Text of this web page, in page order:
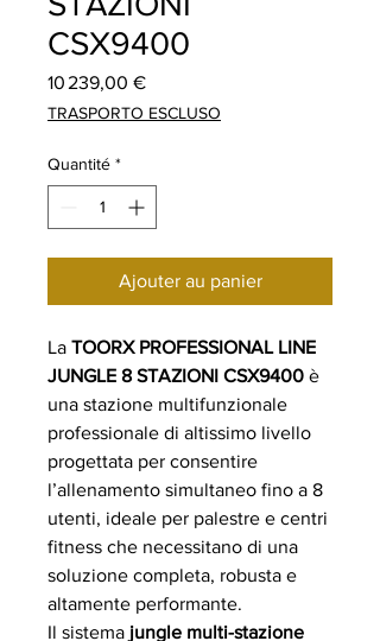
CSX9400
10 239,00 €Prix
TRASPORTO ESCLUSO
Quantité *
Ajouter au panier
La TOORX PROFESSIONAL LINE
JUNGLE 8 STAZIONI CSX9400 è
una stazione multifunzionale
professionale di altissimo livello
progettata per consentire
l’allenamento simultaneo fino a 8
utenti, ideale per palestre e centri
fitness che necessitano di una
soluzione completa, robusta e
altamente performante.
Il sistema jungle multi-stazione